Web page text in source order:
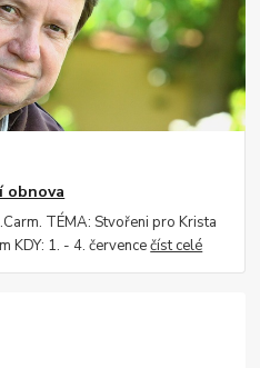
obnova
TÉMA: Stvořeni pro Krista
KDY: 1. - 4. červencečíst celé